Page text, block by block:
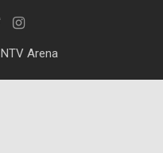
NTV Arena